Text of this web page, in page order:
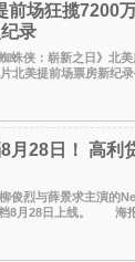
前场狂揽7200
录
侠：崭新之日》北美
片北美提前场票房新纪
6000万美元保持，本
月28日！ 高利
烈与薛景求主演的
档8月28日上线。 海
方向，幽暗的色调与